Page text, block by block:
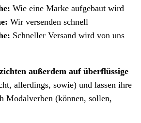
Wie eine Marke aufgebaut wird
Wir versenden schnell
Schneller Versand wird von uns
außerdem auf überflüssige
allerdings, sowie) und lassen ihre
Modalverben (können, sollen,